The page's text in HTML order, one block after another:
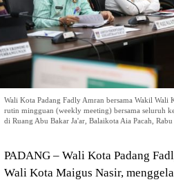
Wali Kota Padang Fadly Amran bersama Wakil Wali
rutin mingguan (weekly meeting) bersama seluruh
di Ruang Abu Bakar Ja'ar, Balaikota Aia Pacah,
PADANG – Wali Kota Padang
Wali Kota Maigus Nasir,